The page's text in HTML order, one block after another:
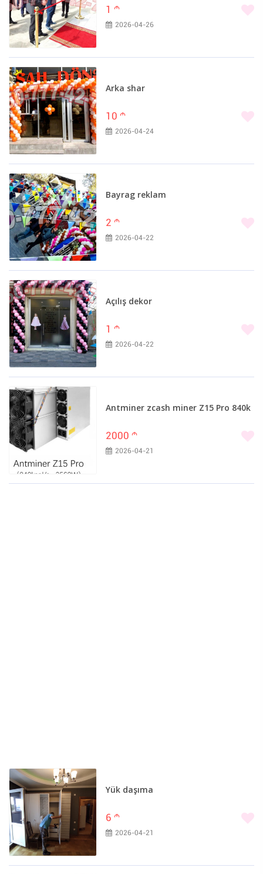
1 m
2026-04-26
Arka shar
10 m
2026-04-24
Bayrag reklam
2 m
2026-04-22
Açılış dekor
1 m
2026-04-22
Antminer zcash miner Z15 Pro 840k
2000 m
2026-04-21
Yük daşıma
6 m
2026-04-21